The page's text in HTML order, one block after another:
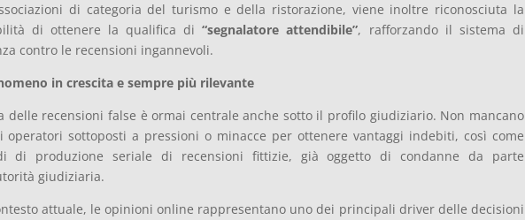
di categoria del turismo e della ristorazione, viene inoltre riconosciuta la
di ottenere la qualifica di“segnalatore attendibile”, rafforzando il sistema di
contro le recensioni ingannevoli.
in crescita e sempre più rilevante
delle recensioni false è ormai centrale anche sotto il profilo giudiziario. Non mancano
operatori sottoposti a pressioni o minacce per ottenere vantaggi indebiti, così come
di produzione seriale di recensioni fittizie, già oggetto di condanne da parte
giudiziaria.
attuale, le opinioni online rappresentano uno dei principali driver delle decisioni